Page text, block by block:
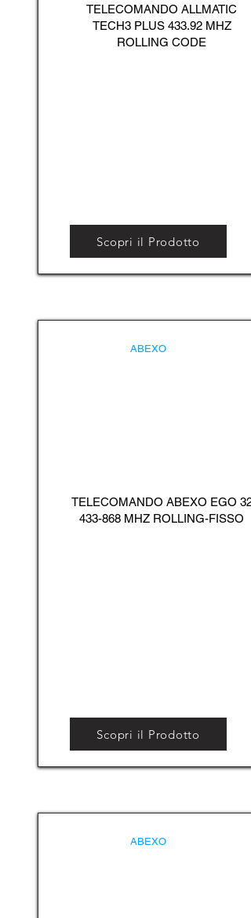
TELECOMANDO ALLMATIC
TECH3 PLUS 433.92 MHZ
ROLLING CODE
Scopri il Prodotto
ABEXO
TELECOMANDO ABEXO EGO 32
433-868 MHZ ROLLING-FISSO
Scopri il Prodotto
ABEXO